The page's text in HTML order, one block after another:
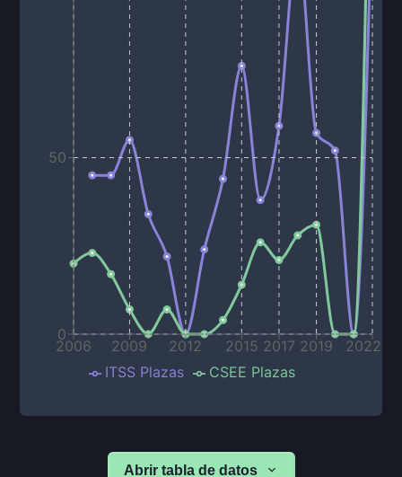
2006 2009 2012 2015 2017 2019 2022
0
50
ITSS Plazas CSEE Plazas
Abrir tabla de datos